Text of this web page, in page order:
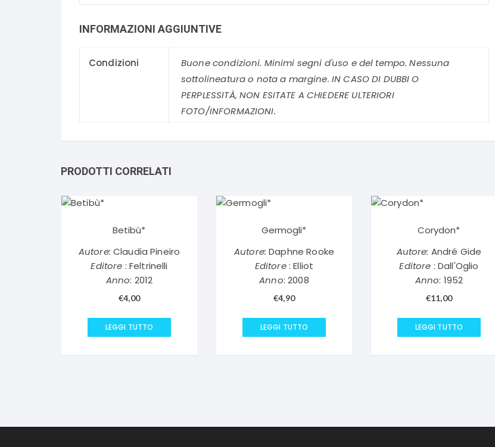
INFORMAZIONI AGGIUNTIVE
Condizioni
Buone condizioni. Minimi segni d'uso e del tempo. Nessuna
sottolineatura o nota a margine. IN CASO DI DUBBI O
PERPLESSITÀ, NON ESITATE A CHIEDERE ULTERIORI
FOTO/INFORMAZIONI.
PRODOTTI CORRELATI
Betibù*
Autore: Claudia Pineiro
Editore : Feltrinelli
Anno: 2012
€4,00
LEGGI TUTTO
Germogli*
Autore: Daphne Rooke
Editore: Elliot
Anno: 2008
€4,90
LEGGI TUTTO
Corydon*
Autore: André Gide
Editore : Dall'Oglio
Anno: 1952
€11,00
LEGGI TUTTO